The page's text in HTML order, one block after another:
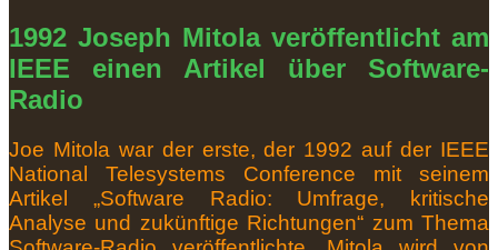
1992 Joseph Mitola veröffentlicht am
IEEE einen Artikel über Software-
Radio
Joe Mitola war der erste, der 1992 auf der IEEE
National Telesystems Conference mit seinem
Artikel „Software Radio: Umfrage, kritische
Analyse und zukünftige Richtungen“ zum Thema